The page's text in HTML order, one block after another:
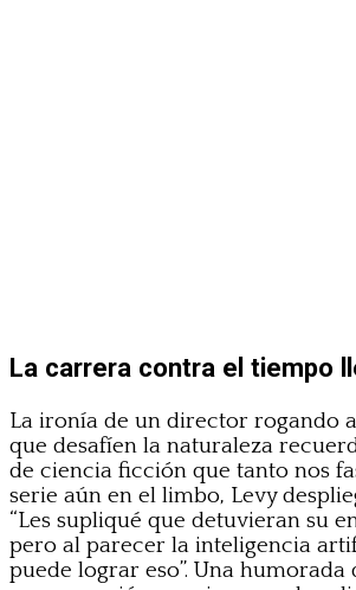
La carrera contra el tiempo
La ironía de un director rogando
que desafíen la naturaleza
de ciencia ficción que tanto nos
serie aún en el limbo, Levy
“Les supliqué que detuvieran su
pero al parecer la inteligencia
puede lograr eso”. Una